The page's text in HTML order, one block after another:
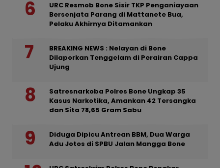
URC Resmob Bone Sisir TKP Penganiayaan
Bersenjata Parang di Mattanete Bua,
Pelaku Akhirnya Ditamankan
BREAKING NEWS : Nelayan di Bone
Dilaporkan Tenggelam di Perairan Cappa
Ujung
Satresnarkoba Polres Bone Ungkap 35
Kasus Narkotika, Amankan 42 Tersangka
dan Sita 78,65 Gram Sabu
Diduga Dipicu Antrean BBM, Dua Warga
Adu Jotos di SPBU Jalan Mangga Bone